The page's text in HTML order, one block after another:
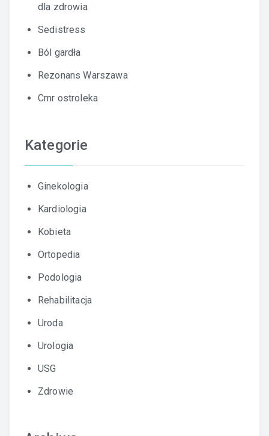
dla zdrowia
Sedistress
Ból gardła
Rezonans Warszawa
Cmr ostroleka
Kategorie
Ginekologia
Kardiologia
Kobieta
Ortopedia
Podologia
Rehabilitacja
Uroda
Urologia
USG
Zdrowie